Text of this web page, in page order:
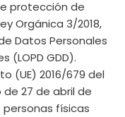
protección de
Orgánica 3/2018,
Datos Personales
(LOPD GDD).
(UE) 2016/679 del
27 de abril de
personas físicas